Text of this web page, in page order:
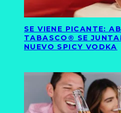
SE VIENE PICANTE:
TABASCO® SE
NUEVO SPICY VODKA